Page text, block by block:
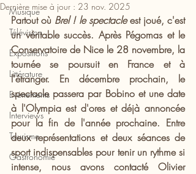
Musique
Télévision
Expositions
Littérature
Evénements
Interviews
Tourisme
Gastronomie
Dernière mise à jour : 23 nov. 2025
Partout où Brel ! le spectacle est joué, c'est
un véritable succès. Après Pégomas et le
Conservatoire de Nice le 28 novembre, la
tournée se poursuit en France et à
l'étranger. En décembre prochain, le
spectacle passera par Bobino et une date
à l'Olympia est d'ores et déjà annoncée
pour la fin de l'année prochaine. Entre
deux représentations et deux séances de
sport indispensables pour tenir un rythme si
intense, nous avons contacté Olivier